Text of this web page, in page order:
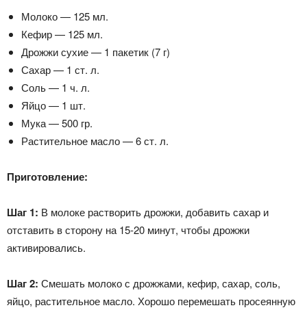
Молоко — 125 мл.
Кефир — 125 мл.
Дрожжи сухие — 1 пакетик (7 г)
Сахар — 1 ст. л.
Соль — 1 ч. л.
Яйцо — 1 шт.
Мука — 500 гр.
Растительное масло — 6 ст. л.
Приготовление:
Шаг 1: В молоке растворить дрожжи, добавить сахар и
отставить в сторону на 15-20 минут, чтобы дрожжи
активировались.
Шаг 2: Смешать молоко с дрожжами, кефир, сахар, соль,
яйцо, растительное масло. Хорошо перемешать просеянную